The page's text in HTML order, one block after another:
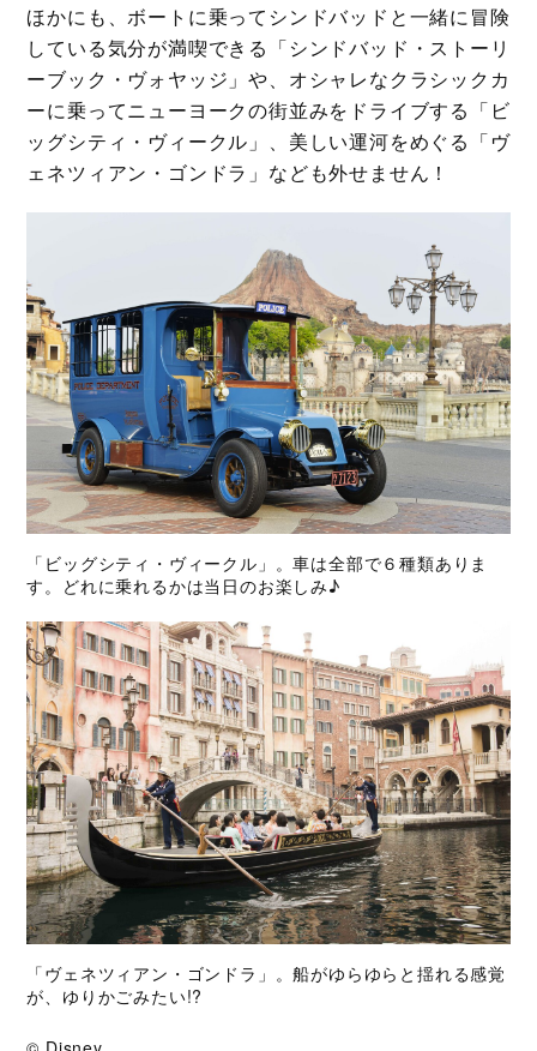
ほかにも、ボートに乗ってシンドバッドと一緒に冒険
している気分が満喫できる「シンドバッド・ストーリ
ーブック・ヴォヤッジ」や、オシャレなクラシックカ
ーに乗ってニューヨークの街並みをドライブする「ビ
ッグシティ・ヴィークル」、美しい運河をめぐる「ヴ
ェネツィアン・ゴンドラ」なども外せません！
「ビッグシティ・ヴィークル」。車は全部で６種類ありま
す。どれに乗れるかは当日のお楽しみ♪
「ヴェネツィアン・ゴンドラ」。船がゆらゆらと揺れる感覚
が、ゆりかごみたい!?